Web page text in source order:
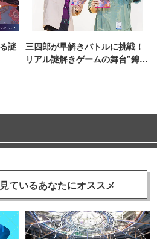
謎
三四郎が早解きバトルに挑戦！
リアル謎解きゲームの舞台"錦糸
ているあなたにオススメ